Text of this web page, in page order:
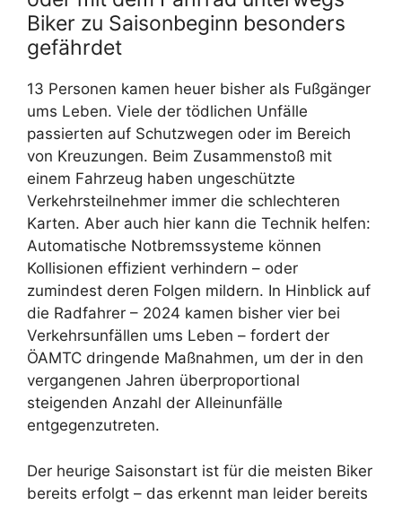
Biker zu Saisonbeginn besonders
gefährdet
13 Personen kamen heuer bisher als Fußgänger
ums Leben. Viele der tödlichen Unfälle
passierten auf Schutzwegen oder im Bereich
von Kreuzungen. Beim Zusammenstoß mit
einem Fahrzeug haben ungeschützte
Verkehrsteilnehmer immer die schlechteren
Karten. Aber auch hier kann die Technik helfen:
Automatische Notbremssysteme können
Kollisionen effizient verhindern – oder
zumindest deren Folgen mildern. In Hinblick auf
die Radfahrer – 2024 kamen bisher vier bei
Verkehrsunfällen ums Leben – fordert der
ÖAMTC dringende Maßnahmen, um der in den
vergangenen Jahren überproportional
steigenden Anzahl der Alleinunfälle
entgegenzutreten.
Der heurige Saisonstart ist für die meisten Biker
bereits erfolgt – das erkennt man leider bereits